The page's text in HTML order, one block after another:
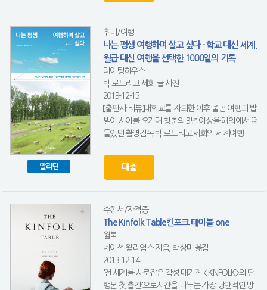
알라딘
취미/여행
나는 평생 여행하며 살고 싶다 - 학교 대신 세계,
월급 대신 여행을 선택한 1000일의 기록
라이팅하우스
박 로드리고 세희 글.사진
2013-12-15
【출판사 리뷰】대학교를 자퇴한 이후 줄곧 여행과 밥
벌이 사이를 오가며 청춘의 3년 이상을 해외에서 떠
돌았던 촬영감독 박 로드리고 세희의 세계여행...
대출
수험서/자격증
The Kinfolk Table킨포크 테이블 one
윌북
네이선 윌리엄스 지음, 박상미 옮김
2013-12-14
'전 세계를 사로잡은 감성 매거진 <KINFOLK>의 단
행본 첫 출간'으로시간을 나누는 가장 낭만적인 방